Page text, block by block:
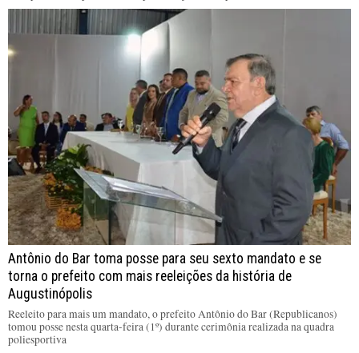
Antônio do Bar toma posse para seu sexto mandato e se
torna o prefeito com mais reeleições da história de
Augustinópolis
Reeleito para mais um mandato, o prefeito Antônio do Bar (Republicanos)
tomou posse nesta quarta-feira (1º) durante cerimônia realizada na quadra
poliesportiva